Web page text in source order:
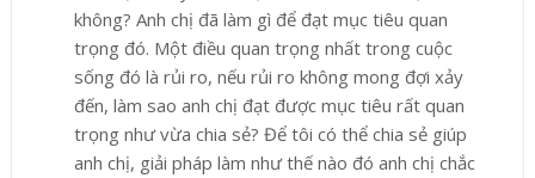
không? Anh chị đã làm gì để đạt mục tiêu quan
trọng đó. Một điều quan trọng nhất trong cuộc
sống đó là rủi ro, nếu rủi ro không mong đợi xảy
đến, làm sao anh chị đạt được mục tiêu rất quan
trọng như vừa chia sẻ? Để tôi có thể chia sẻ giúp
anh chị, giải pháp làm như thế nào đó anh chị chắc